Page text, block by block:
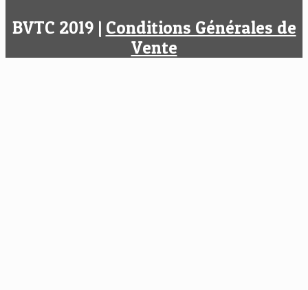
BVTC 2019 | Conditions Générales de
Vente